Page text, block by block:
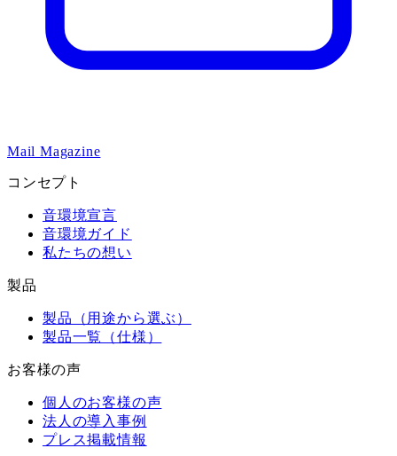
Mail Magazine
コンセプト
音環境宣言
音環境ガイド
私たちの想い
製品
製品（用途から選ぶ）
製品一覧（仕様）
お客様の声
個人のお客様の声
法人の導入事例
プレス掲載情報